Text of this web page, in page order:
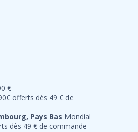
€
offerts dès 49 € de
Pays Bas Mondial
dès 49 € de commande